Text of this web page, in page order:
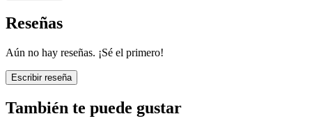
Reseñas
Aún no hay reseñas. ¡Sé el primero!
Escribir reseña
También te puede gustar